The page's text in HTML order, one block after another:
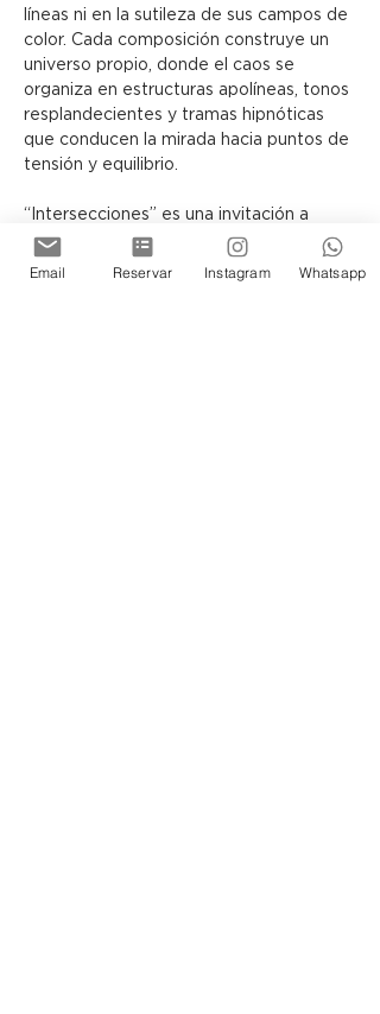
líneas ni en la sutileza de sus campos de
color. Cada composición construye un
universo propio, donde el caos se
organiza en estructuras apolíneas, tonos
resplandecientes y tramas hipnóticas
que conducen la mirada hacia puntos de
tensión y equilibrio.
“Intersecciones” es una invitación a
contemplar cómo, a través del lenguaje
abstracto, el lienzo puede
Email Reservar Instagram Whatsapp